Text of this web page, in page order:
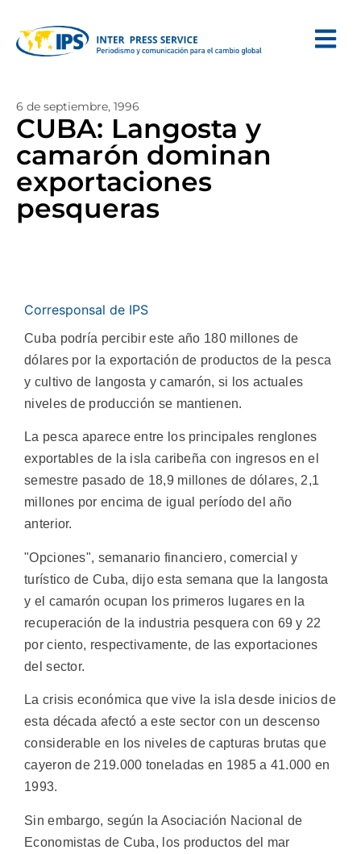
6 de septiembre, 1996
CUBA: Langosta y
camarón dominan
exportaciones
pesqueras
Corresponsal de IPS
Cuba podría percibir este año 180 millones de
dólares por la exportación de productos de la pesca
y cultivo de langosta y camarón, si los actuales
niveles de producción se mantienen.
La pesca aparece entre los principales renglones
exportables de la isla caribeña con ingresos en el
semestre pasado de 18,9 millones de dólares, 2,1
millones por encima de igual período del año
anterior.
"Opciones", semanario financiero, comercial y
turístico de Cuba, dijo esta semana que la langosta
y el camarón ocupan los primeros lugares en la
recuperación de la industria pesquera con 69 y 22
por ciento, respectivamente, de las exportaciones
del sector.
La crisis económica que vive la isla desde inicios de
esta década afectó a este sector con un descenso
considerable en los niveles de capturas brutas que
cayeron de 219.000 toneladas en 1985 a 41.000 en
1993.
Sin embargo, según la Asociación Nacional de
Economistas de Cuba, los productos del mar